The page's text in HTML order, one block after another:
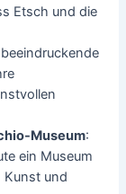
Etsch und die
Museum:
ein Museum
Kunst und